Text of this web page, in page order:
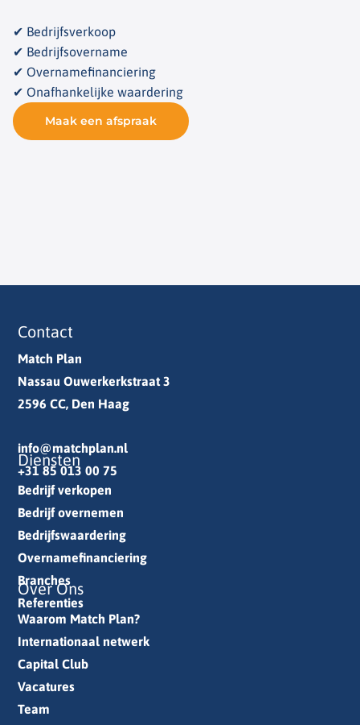
✔ Bedrijfsverkoop
✔ Bedrijfsovername
✔ Overnamefinanciering
✔ Onafhankelijke waardering
Maak een afspraak
Contact
Match Plan
Nassau Ouwerkerkstraat 3
2596 CC, Den Haag
info@matchplan.nl
+31 85 013 00 75
Diensten
Bedrijf verkopen
Bedrijf overnemen
Bedrijfswaardering
Overnamefinanciering
Branches
Referenties
Over Ons
Waarom Match Plan?
Internationaal netwerk
Capital Club
Vacatures
Team